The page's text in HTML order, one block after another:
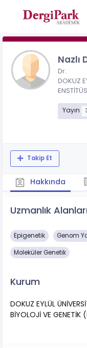
Nazlı
Dr.
DOKUZ
Yayın
Takip Et
Hakkında
Uzmanlık Alanları
Epigenetik Genom
Moleküler Genetik
Kurum
DOKUZ EYLÜL
BİYOLOJİ VE GENETİK